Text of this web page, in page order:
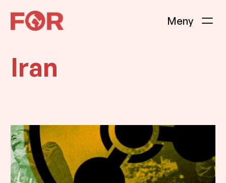
Hopp
til
Iran